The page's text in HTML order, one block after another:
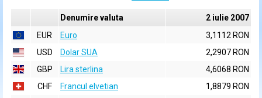
Denumire valuta
2 iulie 2007
EUR
Euro
3,1112 RON
USD
Dolar SUA
2,2907 RON
GBP
Lira sterlina
4,6068 RON
CHF
Francul elvetian
1,8879 RON